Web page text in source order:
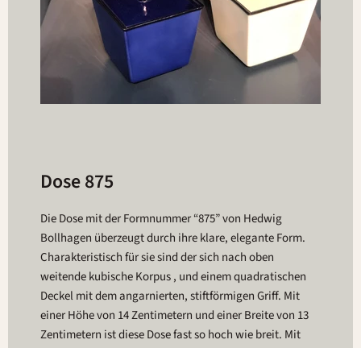
Dose 875
Die Dose mit der Formnummer “875” von Hedwig
Bollhagen überzeugt durch ihre klare, elegante Form.
Charakteristisch für sie sind der sich nach oben
weitende kubische Korpus , und einem quadratischen
Deckel mit dem angarnierten, stiftförmigen Griff. Mit
einer Höhe von 14 Zentimetern und einer Breite von 13
Zentimetern ist diese Dose fast so hoch wie breit. Mit